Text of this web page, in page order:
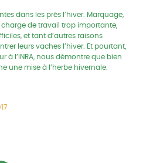
dans les prés l’hiver. Marquage,
de travail trop importante,
et tant d’autres raisons
leurs vaches l’hiver. Et pourtant,
à l’INRA, nous démontre que bien
une mise à l’herbe hivernale.